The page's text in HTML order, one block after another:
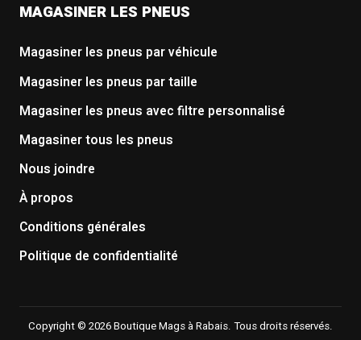
MAGASINER LES PNEUS
Magasiner les pneus par véhicule
Magasiner les pneus par taille
Magasiner les pneus avec filtre personnalisé
Magasiner tous les pneus
Nous joindre
À propos
Conditions générales
Politique de confidentialité
Copyright © 2026 Boutique Mags à Rabais. Tous droits réservés.